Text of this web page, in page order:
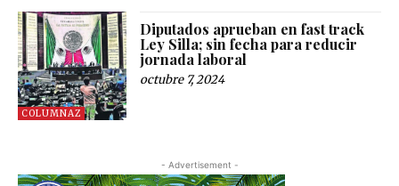
COLUMNAZ
Diputados aprueban en fast track
Ley Silla; sin fecha para reducir
jornada laboral
octubre 7, 2024
- Advertisement -